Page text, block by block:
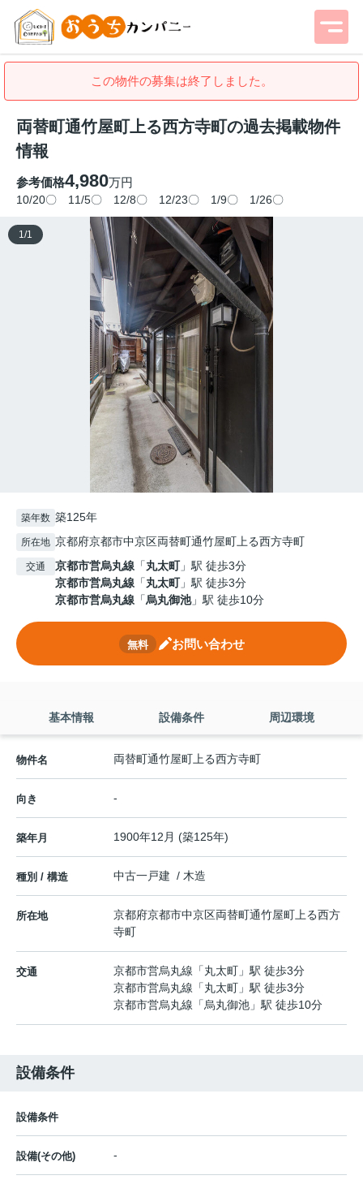
この物件の募集は終了しました。
両替町通竹屋町上る西方寺町の過去掲載物件
情報
参考価格4,980万円
10/20〇 11/5〇 12/8〇 12/23〇 1/9〇 1/26〇
1 /1
築年数 築125年
所在地 京都府京都市中京区両替町通竹屋町上る西方寺町
交通 京都市営烏丸線 「丸太町」駅 徒歩3分
京都市営烏丸線 「丸太町」駅 徒歩3分
京都市営烏丸線 「烏丸御池」駅 徒歩10分
無料 お問い合わせ
基本情報 設備条件 周辺環境
物件名 両替町通竹屋町上る西方寺町
向き -
築年月 1900年12月 (築125年)
種別 / 構造 中古一戸建 / 木造
所在地 京都府京都市中京区両替町通竹屋町上る西方
寺町
交通 京都市営烏丸線 「丸太町 」駅 徒歩3分
京都市営烏丸線 「丸太町 」駅 徒歩3分
京都市営烏丸線 「烏丸御池 」駅 徒歩10分
設備条件
設備条件
設備(その他) -